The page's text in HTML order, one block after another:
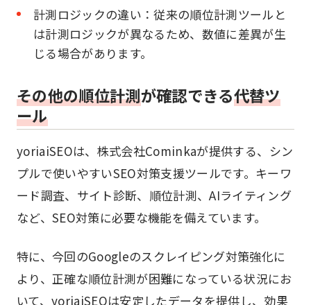
計測ロジックの違い：従来の順位計測ツールと
は計測ロジックが異なるため、数値に差異が生
じる場合があります。
その他の順位計測が確認できる代替ツ
ール
yoriaiSEOは、株式会社Cominkaが提供する、シン
プルで使いやすいSEO対策支援ツールです。キーワ
ード調査、サイト診断、順位計測、AIライティング
など、SEO対策に必要な機能を備えています。
特に、今回のGoogleのスクレイピング対策強化に
より、正確な順位計測が困難になっている状況にお
いて、yoriaiSEOは安定したデータを提供し、効果